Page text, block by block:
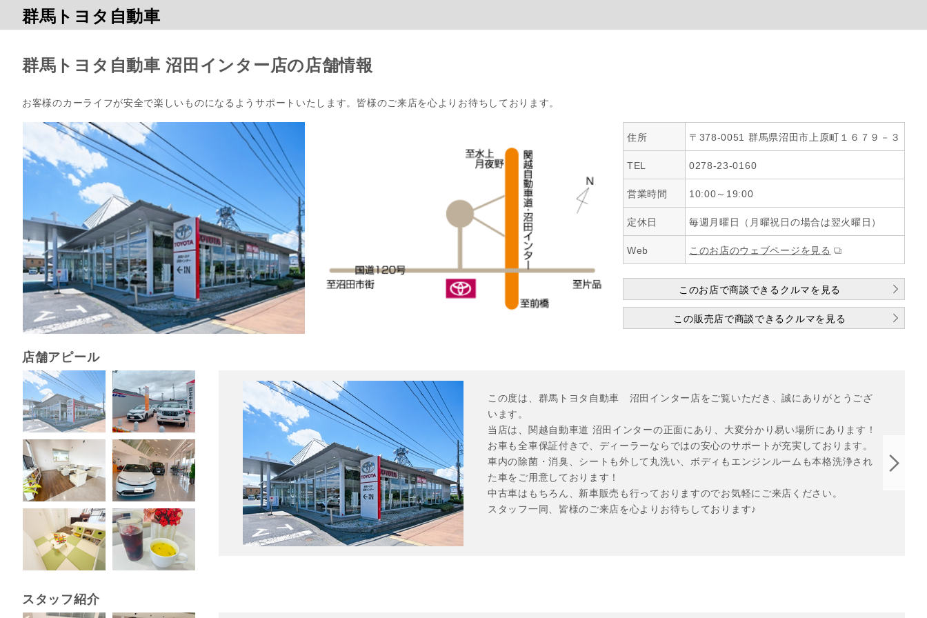
群馬トヨタ自動車
群馬トヨタ自動車 沼田インター店の店舗情報
お客様のカーライフが安全で楽しいものになるようサポートいたします。皆様のご来店を心よりお待ちしております。
住所 〒378-0051 群馬県沼田市上原町１６７９－３
TEL 0278-23-0160
営業時間 10:00～19:00
定休日 毎週月曜日（月曜祝日の場合は翌火曜日）
Web このお店のウェブページを見る
このお店で商談できるクルマを見る
この販売店で商談できるクルマを見る
店舗アピール
この度は、群馬トヨタ自動車　沼田インター店をご覧いただき、誠にありがとうござ
います。
当店は、関越自動車道 沼田インターの正面にあり、大変分かり易い場所にあります！
お車も全車保証付きで、ディーラーならではの安心のサポートが充実しております。
車内の除菌・消臭、シートも外して丸洗い、ボディもエンジンルームも本格洗浄され
た車をご用意しております！
中古車はもちろん、新車販売も行っておりますのでお気軽にご来店ください。
スタッフ一同、皆様のご来店を心よりお待ちしております♪
スタッフ紹介